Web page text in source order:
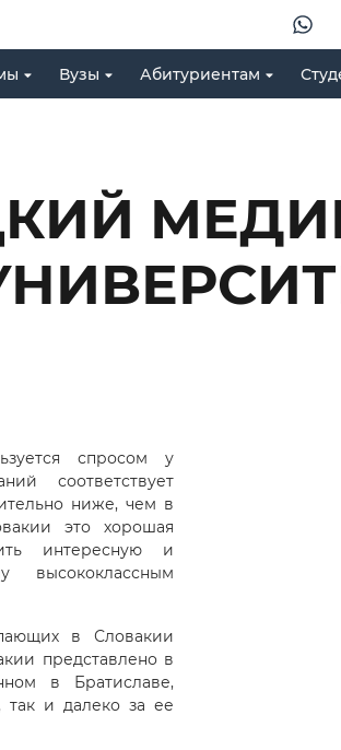
Вузы Абитуриентам
спросом у
соответствует
ниже, чем в
это хорошая
интересную и
высококлассным
в Словакии
представлено в
в Братиславе,
так и далеко за ее